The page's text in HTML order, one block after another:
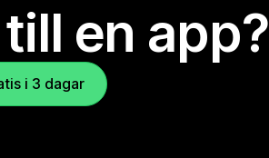
en app?
i 3 dagar